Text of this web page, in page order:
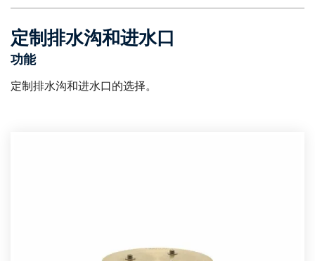
定制排水沟和进水口
功能
定制排水沟和进水口的选择。